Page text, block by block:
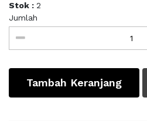
Stok : 2
Jumlah
Tambah Keranjang